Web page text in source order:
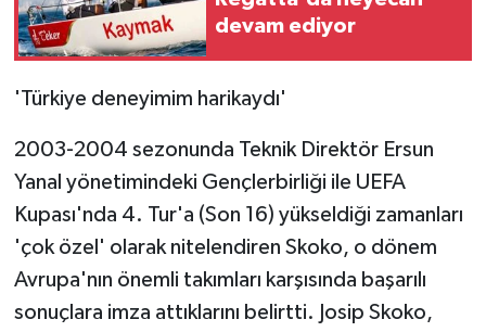
devam ediyor
'Türkiye deneyimim harikaydı'
2003-2004 sezonunda Teknik Direktör Ersun
Yanal yönetimindeki Gençlerbirliği ile UEFA
Kupası'nda 4. Tur'a (Son 16) yükseldiği zamanları
'çok özel' olarak nitelendiren Skoko, o dönem
Avrupa'nın önemli takımları karşısında başarılı
sonuçlara imza attıklarını belirtti. Josip Skoko,
Sağlık
SİYASET
TEKNOLOJİ
ÜLKE GÜNDEMİ